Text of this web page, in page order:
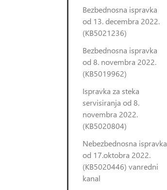
Bezbednosna ispravka
od 13. decembra 2022.
(KB5021236)
Bezbednosna ispravka
od 8. novembra 2022.
(KB5019962)
Ispravka za steka
servisiranja od 8.
novembra 2022.
(KB5020804)
Nebezbednosna ispravka
od 17.oktobra 2022.
(KB5020446) vanredni
kanal